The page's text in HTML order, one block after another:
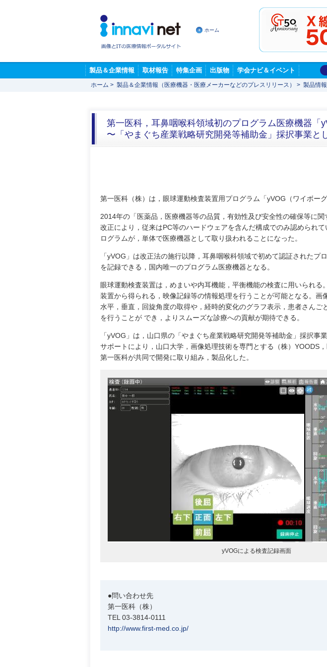
ホーム
製品＆企業情報 取材報告 特集企画 出版物 学会ナビ＆イベント
ホーム > 製品＆企業情報（医療機器・医療メーカーなどのプレスリリース） > 製品情報
第一医科，耳鼻咽喉科領域初のプログラム医療機器「
〜「やまぐち産業戦略研究開発等補助金」採択事業と
第一医科（株）は，眼球運動検査装置用プログラム「yVOG（ワイボー
2014年の「医薬品，医療機器等の品質，有効性及び安全性の確保等に
改正により，従来はPC等のハードウェアを含んだ構成でのみ認められ
ログラムが，単体で医療機器として取り扱われることになった。
「yVOG」は改正法の施行以降，耳鼻咽喉科領域で初めて認証されたプ
を記録できる，国内唯一のプログラム医療機器となる。
眼球運動検査装置は，めまいや内耳機能，平衡機能の検査に用いられる
装置から得られる，映像記録等の情報処理を行うことが可能となる。画
水平，垂直，回旋角度の取得や，経時的変化のグラフ表示，患者さんご
を行うことが でき，よりスムーズな診療への貢献が期待できる。
「yVOG」は，山口県の「やまぐち産業戦略研究開発等補助金」採択事
サポートにより，山口大学，画像処理技術を専門とする（株）YOODS
第一医科が共同で開発に取り組み，製品化した。
yVOGによる検査記録画面
●問い合わせ先
第一医科（株）
TEL 03-3814-0111
http://www.first-med.co.jp/